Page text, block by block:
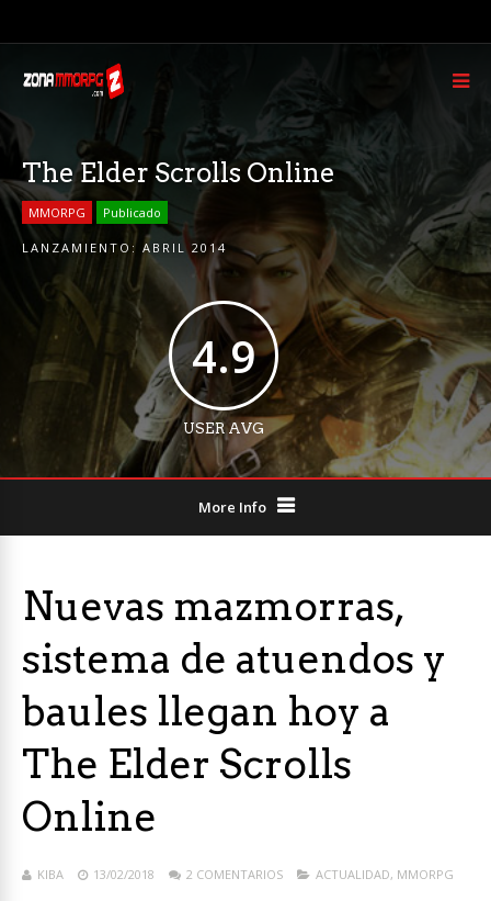
The Elder Scrolls Online
MMORPG Publicado
LANZAMIENTO: ABRIL 2014
4.9
USER AVG
More Info
Nuevas mazmorras,
sistema de atuendos y
baules llegan hoy a
The Elder Scrolls
Online
KIBA 13/02/2018 2 COMENTARIOS ACTUALIDAD, MMORPG